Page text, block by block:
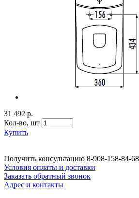
31 492 р.
Кол-во, шт
Купить
Получить консультацию 8-908-158-84-68
Условия оплаты и доставки
Заказать обратный звонок
Адрес и контакты